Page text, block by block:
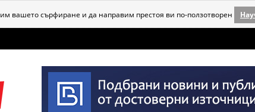
вашето сърфиране и да направим престоя ви по-ползотворен